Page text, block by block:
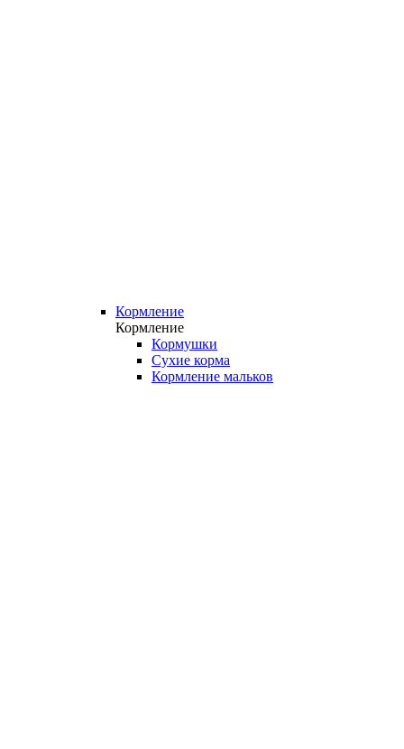
Кормление
Кормление
Кормушки
Сухие корма
Кормление мальков